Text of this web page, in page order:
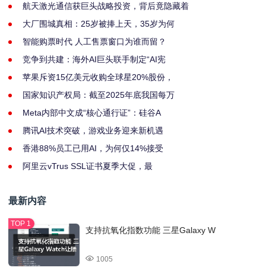
航天激光通信获巨头战略投资，背后竟隐藏着
大厂围城真相：25岁被捧上天，35岁为何
智能购票时代 人工售票窗口为谁而留？
竞争到共建：海外AI巨头联手制定“AI宪
苹果斥资15亿美元收购全球星20%股份，
国家知识产权局：截至2025年底我国每万
Meta内部中文成“核心通行证”：硅谷A
腾讯AI技术突破，游戏业务迎来新机遇
香港88%员工已用AI，为何仅14%接受
阿里云vTrus SSL证书夏季大促，最
最新内容
支持抗氧化指数功能 三星Galaxy W
1005